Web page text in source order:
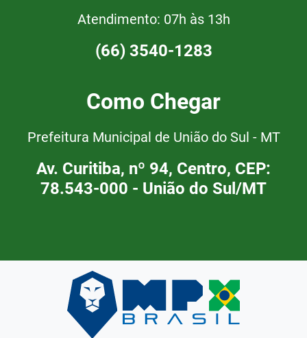
Atendimento: 07h às 13h
(66) 3540-1283
Como Chegar
Prefeitura Municipal de União do Sul - MT
Av. Curitiba, nº 94, Centro, CEP:
78.543-000 - União do Sul/MT